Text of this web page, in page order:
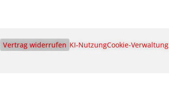
Vertrag widerrufen KI‑NutzungCookie-Verwaltung